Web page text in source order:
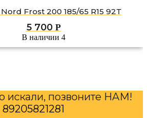
Frost 200 185/65 R15 92T
5 700 Р
В наличии 4
искали, позвоните НАМ!
89205821281